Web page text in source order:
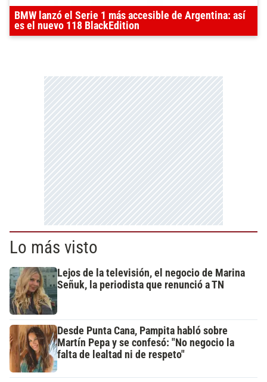
BMW lanzó el Serie 1 más accesible de Argentina: así
es el nuevo 118 BlackEdition
Lo más visto
Lejos de la televisión, el negocio de Marina
Señuk, la periodista que renunció a TN
Desde Punta Cana, Pampita habló sobre
Martín Pepa y se confesó: "No negocio la
falta de lealtad ni de respeto"